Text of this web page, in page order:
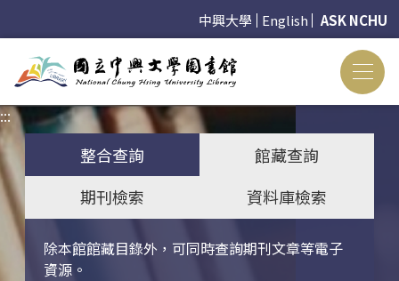
中興大學 English ASK NCHU
:::
整合查詢
館藏查詢
期刊檢索
資料庫檢索
除本館館藏目錄外，可同時查詢期刊文章等電子
資源。
關鍵字搜尋